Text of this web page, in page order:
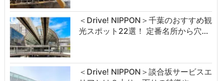
＜Drive! NIPPON＞千葉のおすすめ観
光スポット22選！ 定番名所から穴…
＜Drive! NIPPON＞談合坂サービスエ